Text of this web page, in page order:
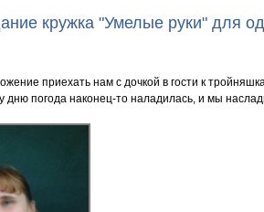
кружка "Умелые руки" для
приехать нам с дочкой в гости к
погода наконец-то наладилась, и мы